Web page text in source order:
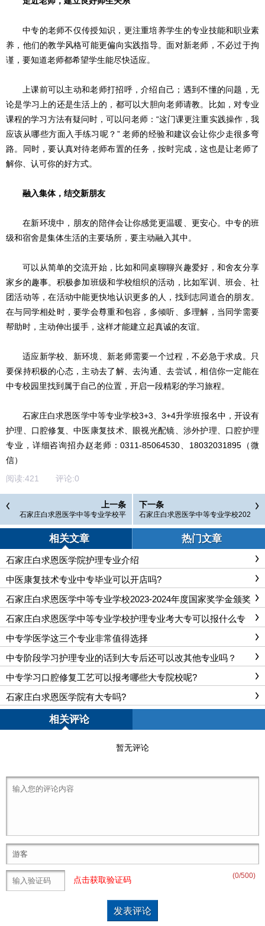
中专的老师不仅传授知识，更注重培养学生的专业技能和职业素
养，他们的教学风格可能更偏向实践指导。面对新老师，不必过于拘
谨，要知道老师都希望学生能尽快适应。
上课前可以主动和老师打招呼，介绍自己；遇到不懂的问题，无
论是学习上的还是生活上的，都可以大胆向老师请教。比如，对专业
课程的学习方法有疑问时，可以问老师：“这门课更注重实践操作，我
应该从哪些方面入手练习呢？” 老师的经验和建议会让你少走很多弯
路。同时，要认真对待老师布置的任务，按时完成，这也是让老师了
解你、认可你的好方式。
融入集体，结交新朋友
在新环境中，朋友的陪伴会让你感觉更温暖、更安心。中专的班
级和宿舍是集体生活的主要场所，要主动融入其中。
可以从简单的交流开始，比如和同桌聊聊兴趣爱好，和舍友分享
家乡的趣事。积极参加班级和学校组织的活动，比如军训、班会、社
团活动等，在活动中能更快地认识更多的人，找到志同道合的朋友。
在与同学相处时，要学会尊重和包容，多倾听、多理解，当同学需要
帮助时，主动伸出援手，这样才能建立起真诚的友谊。
适应新学校、新环境、新老师需要一个过程，不必急于求成。只
要保持积极的心态，主动去了解、去沟通、去尝试，相信你一定能在
中专校园里找到属于自己的位置，开启一段精彩的学习旅程。
石家庄白求恩医学中等专业学校3+3、3+4升学班报名中，开设有
护理、口腔修复、中医康复技术、眼视光配镜、涉外护理、口腔护理
专业，详细咨询招办赵老师：0311-85064530、18032031895（微
信）
阅读:421 评论:0
上一条
石家庄白求恩医学中等专业学校平
时是怎么放假？多久回家一次
下一条
石家庄白求恩医学中等专业学校202
5年秋季作息时间
相关文章 热门文章
石家庄白求恩医学院护理专业介绍
中医康复技术专业中专毕业可以开店吗?
石家庄白求恩医学中等专业学校2023-2024年度国家奖学金颁奖
仪式
石家庄白求恩医学中等专业学校护理专业考大专可以报什么专
业？
中专学医学这三个专业非常值得选择
中专阶段学习护理专业的话到大专后还可以改其他专业吗？
中专学习口腔修复工艺可以报考哪些大专院校呢?
石家庄白求恩医学院有大专吗?
相关评论
暂无评论
(0/500)
点击获取验证码